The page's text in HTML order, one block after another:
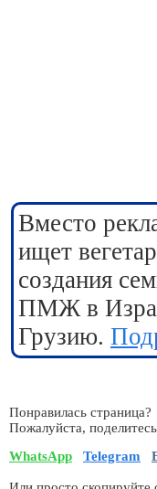
Вместо
ищет
создания
ПМЖ в
Грузию.
Понравилась страница?
Пожалуйста,
WhatsApp
Telegram